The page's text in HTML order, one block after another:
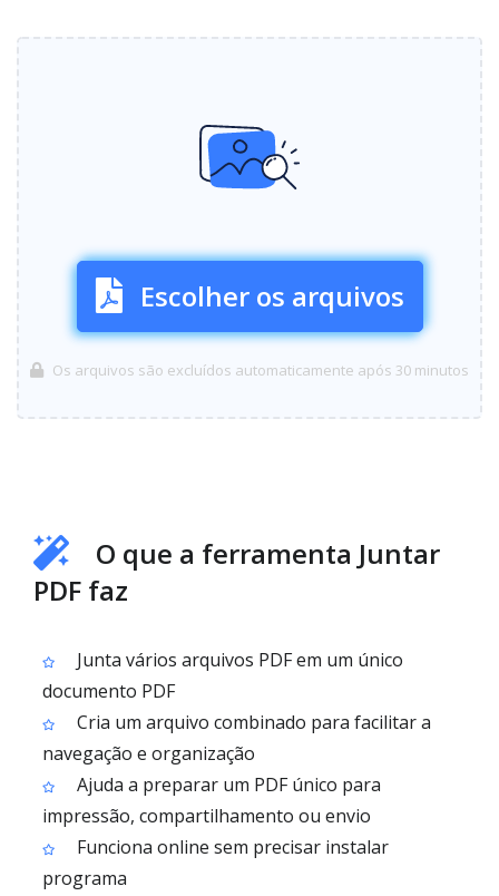
Escolher os arquivos
Os arquivos são excluídos automaticamente após 30 minutos
O que a ferramenta Juntar
PDF faz
Junta vários arquivos PDF em um único
documento PDF
Cria um arquivo combinado para facilitar a
navegação e organização
Ajuda a preparar um PDF único para
impressão, compartilhamento ou envio
Funciona online sem precisar instalar
programa